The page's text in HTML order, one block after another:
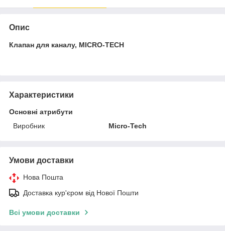
Опис
Клапан для каналу, MICRO-TECH
Характеристики
Основні атрибути
Виробник
Micro-Tech
Умови доставки
Нова Пошта
Доставка кур'єром від Нової Пошти
Всі умови доставки